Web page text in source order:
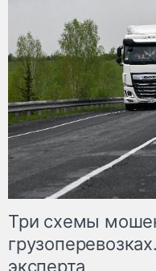
Три схемы
эксперта